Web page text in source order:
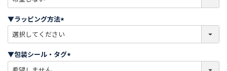
必
)
▼ラッピング方法
必
須
)
▼包装シール・タグ